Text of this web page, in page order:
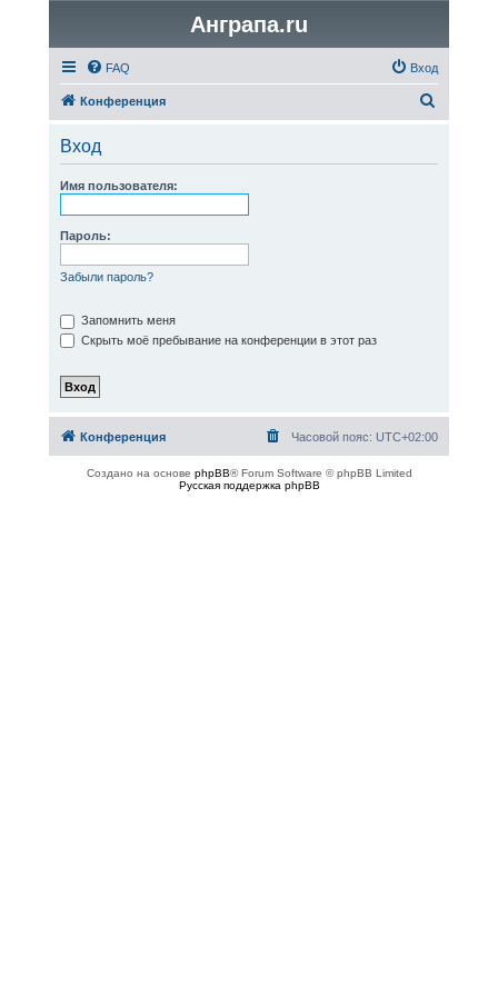
Анграпа.ru
FAQ Вход
Конференция
Вход
Имя пользователя:
Пароль:
Забыли пароль?
Запомнить меня
Скрыть моё пребывание на конференции в этот раз
Конференция Часовой пояс: UTC+02:00
Создано на основе phpBB® Forum Software © phpBB Limited
Русская поддержка phpBB